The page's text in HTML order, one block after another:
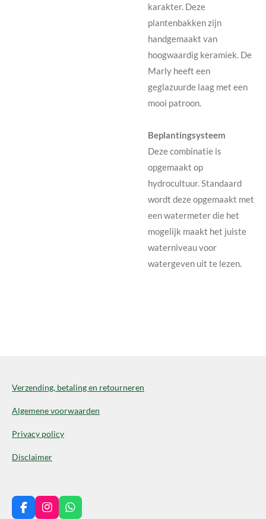
karakter. Deze
plantenbakken zijn
handgemaakt van
hoogwaardig keramiek. De
Marly heeft een
geglazuurde laag met een
mooi patroon.
Beplantingsysteem
Deze combinatie is
opgemaakt op
hydrocultuur. Standaard
wordt deze opgemaakt met
een watermeter die het
mogelijk maakt het juiste
waterniveau voor
watergeven uit te lezen.
Verzending, betaling en retourneren
Algemene voorwaarden
Privacy policy
Disclaimer
F
I
W